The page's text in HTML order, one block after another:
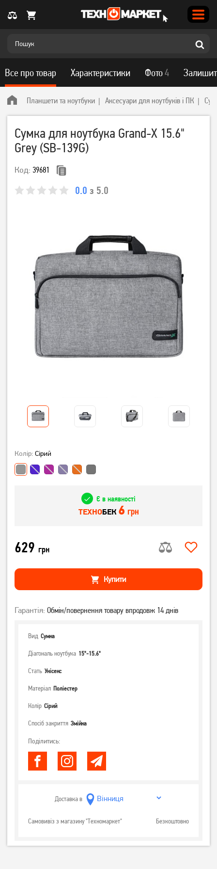
Планшети та ноутбуки Аксесуари для ноутбуків і ПК
Сумка для ноутбука Grand-X 15.6"
Grey (SB-139G)
Код: 39681
0.0 з 5.0
Все про товар Характеристики Фото4
Колір: Сірий
Є в наявності
ТЕХНОБЕК 6 грн
629 грн
Купити
Гарантія: Обмін/повернення товару впродовж 14 днів
Вид Сумка
Діагональ ноутбука 15"-15.6"
Стать Унісекс
Матеріал Поліестер
Колір Сірий
Спосіб закриття Змійка
Поділитись:
Доставка в
Самовивіз з магазину "Техномаркет" Безкоштовно